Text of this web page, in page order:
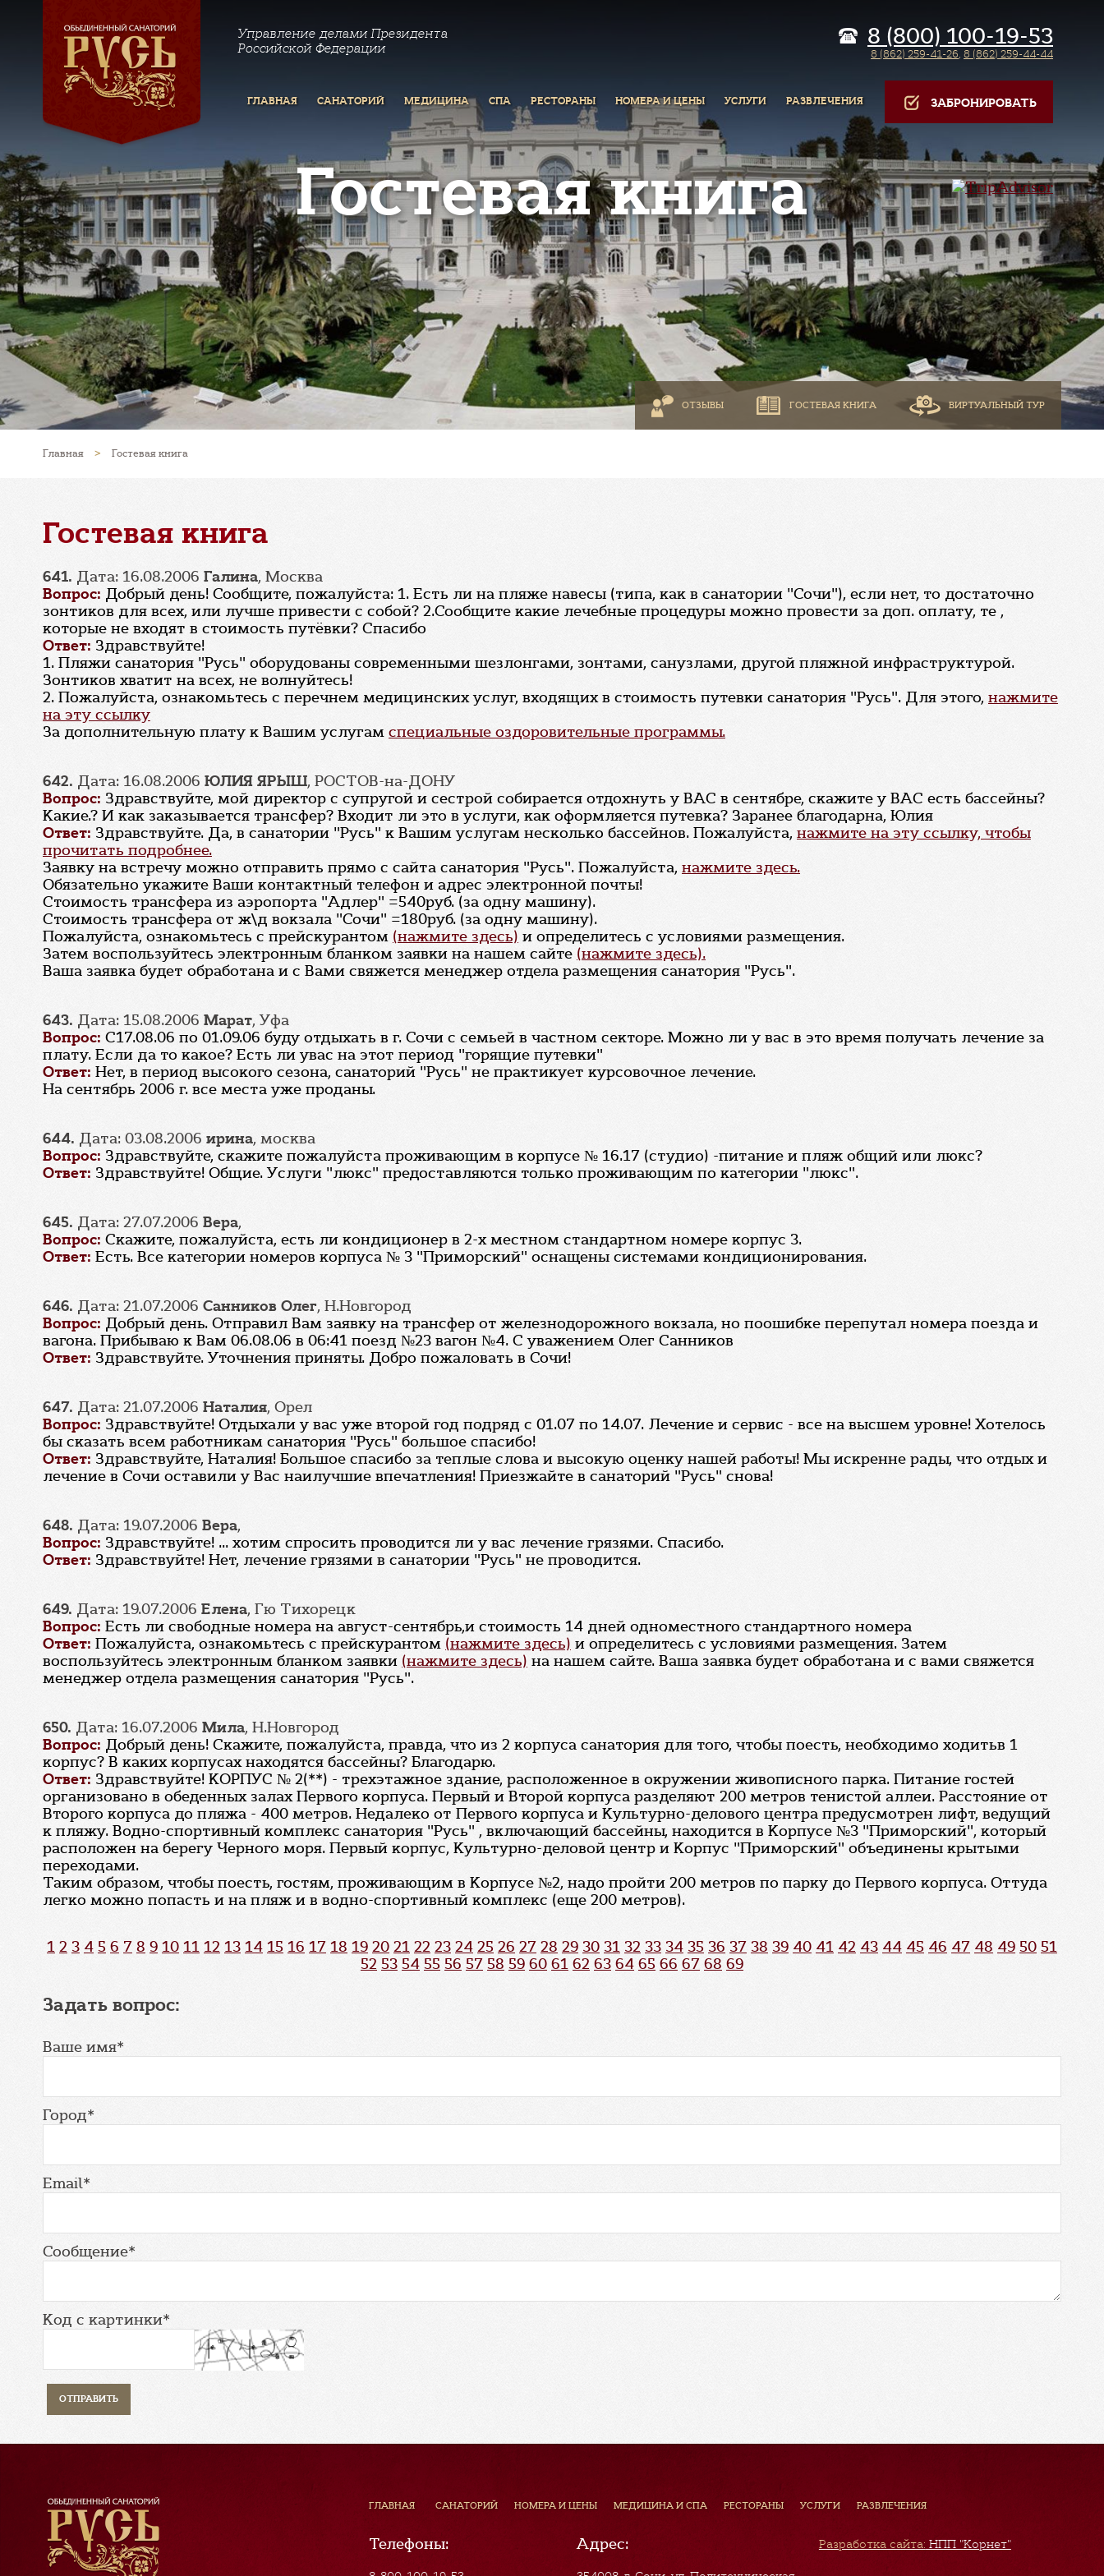
Управление делами Президента
Российской Федерации
8 (800) 100-19-53
8 (862) 259-41-26, 8 (862) 259-44-44
ГЛАВНАЯ САНАТОРИЙ МЕДИЦИНА СПА РЕСТОРАНЫ НОМЕРА И ЦЕНЫ УСЛУГИ РАЗВЛЕЧЕНИЯ ЗАБРОНИРОВАТЬ
Гостевая книга
ОТЗЫВЫ ГОСТЕВАЯ КНИГА ВИРТУАЛЬНЫЙ ТУР
Главная > Гостевая книга
Гостевая книга
641. Дата: 16.08.2006 Галина, Москва
Вопрос: Добрый день! Сообщите, пожалуйста: 1. Есть ли на пляже навесы (типа, как в санатории "Сочи"), если нет, то достаточно
зонтиков для всех, или лучше привести с собой? 2.Сообщите какие лечебные процедуры можно провести за доп. оплату, те ,
которые не входят в стоимость путёвки? Спасибо
Ответ: Здравствуйте!
1. Пляжи санатория "Русь" оборудованы современными шезлонгами, зонтами, санузлами, другой пляжной инфраструктурой.
Зонтиков хватит на всех, не волнуйтесь!
2. Пожалуйста, ознакомьтесь с перечнем медицинских услуг, входящих в стоимость путевки санатория "Русь". Для этого, нажмите
на эту ссылку
За дополнительную плату к Вашим услугам специальные оздоровительные программы.
642. Дата: 16.08.2006 ЮЛИЯ ЯРЫШ, РОСТОВ-на-ДОНУ
Вопрос: Здравствуйте, мой директор с супругой и сестрой собирается отдохнуть у ВАС в сентябре, скажите у ВАС есть бассейны?
Какие.? И как заказывается трансфер? Входит ли это в услуги, как оформляется путевка? Заранее благодарна, Юлия
Ответ: Здравствуйте. Да, в санатории "Русь" к Вашим услугам несколько бассейнов. Пожалуйста, нажмите на эту ссылку, чтобы
прочитать подробнее.
Заявку на встречу можно отправить прямо с сайта санатория "Русь". Пожалуйста, нажмите здесь.
Обязательно укажите Ваши контактный телефон и адрес электронной почты!
Стоимость трансфера из аэропорта "Адлер" =540руб. (за одну машину).
Стоимость трансфера от ж\д вокзала "Сочи" =180руб. (за одну машину).
Пожалуйста, ознакомьтесь с прейскурантом (нажмите здесь) и определитесь с условиями размещения.
Затем воспользуйтесь электронным бланком заявки на нашем сайте (нажмите здесь).
Ваша заявка будет обработана и с Вами свяжется менеджер отдела размещения санатория "Русь".
643. Дата: 15.08.2006 Марат, Уфа
Вопрос: С17.08.06 по 01.09.06 буду отдыхать в г. Сочи с семьей в частном секторе. Можно ли у вас в это время получать лечение за
плату. Если да то какое? Есть ли увас на этот период "горящие путевки"
Ответ: Нет, в период высокого сезона, санаторий "Русь" не практикует курсовочное лечение.
На сентябрь 2006 г. все места уже проданы.
644. Дата: 03.08.2006 ирина, москва
Вопрос: Здравствуйте, скажите пожалуйста проживающим в корпусе № 16.17 (студио) -питание и пляж общий или люкс?
Ответ: Здравствуйте! Общие. Услуги "люкс" предоставляются только проживающим по категории "люкс".
645. Дата: 27.07.2006 Вера,
Вопрос: Скажите, пожалуйста, есть ли кондиционер в 2-х местном стандартном номере корпус 3.
Ответ: Есть. Все категории номеров корпуса № 3 "Приморский" оснащены системами кондиционирования.
646. Дата: 21.07.2006 Санников Олег, Н.Новгород
Вопрос: Добрый день. Отправил Вам заявку на трансфер от железнодорожного вокзала, но поошибке перепутал номера поезда и
вагона. Прибываю к Вам 06.08.06 в 06:41 поезд №23 вагон №4. С уважением Олег Санников
Ответ: Здравствуйте. Уточнения приняты. Добро пожаловать в Сочи!
647. Дата: 21.07.2006 Наталия, Орел
Вопрос: Здравствуйте! Отдыхали у вас уже второй год подряд с 01.07 по 14.07. Лечение и сервис - все на высшем уровне! Хотелось
бы сказать всем работникам санатория "Русь" большое спасибо!
Ответ: Здравствуйте, Наталия! Большое спасибо за теплые слова и высокую оценку нашей работы! Мы искренне рады, что отдых и
лечение в Сочи оставили у Вас наилучшие впечатления! Приезжайте в санаторий "Русь" снова!
648. Дата: 19.07.2006 Вера,
Вопрос: Здравствуйте! ... хотим спросить проводится ли у вас лечение грязями. Спасибо.
Ответ: Здравствуйте! Нет, лечение грязями в санатории "Русь" не проводится.
649. Дата: 19.07.2006 Елена, Гю Тихорецк
Вопрос: Есть ли свободные номера на август-сентябрь,и стоимость 14 дней одноместного стандартного номера
Ответ: Пожалуйста, ознакомьтесь с прейскурантом (нажмите здесь) и определитесь с условиями размещения. Затем
воспользуйтесь электронным бланком заявки (нажмите здесь) на нашем сайте. Ваша заявка будет обработана и с вами свяжется
менеджер отдела размещения санатория "Русь".
650. Дата: 16.07.2006 Мила, Н.Новгород
Вопрос: Добрый день! Скажите, пожалуйста, правда, что из 2 корпуса санатория для того, чтобы поесть, необходимо ходитьв 1
корпус? В каких корпусах находятся бассейны? Благодарю.
Ответ: Здравствуйте! КОРПУС № 2(**) - трехэтажное здание, расположенное в окружении живописного парка. Питание гостей
организовано в обеденных залах Первого корпуса. Первый и Второй корпуса разделяют 200 метров тенистой аллеи. Расстояние от
Второго корпуса до пляжа - 400 метров. Недалеко от Первого корпуса и Культурно-делового центра предусмотрен лифт, ведущий
к пляжу. Водно-спортивный комплекс санатория "Русь" , включающий бассейны, находится в Корпусе №3 "Приморский", который
расположен на берегу Черного моря. Первый корпус, Культурно-деловой центр и Корпус "Приморский" объединены крытыми
переходами.
Таким образом, чтобы поесть, гостям, проживающим в Корпусе №2, надо пройти 200 метров по парку до Первого корпуса. Оттуда
легко можно попасть и на пляж и в водно-спортивный комплекс (еще 200 метров).
1 2 3 4 5 6 7 8 9 10 11 12 13 14 15 16 17 18 19 20 21 22 23 24 25 26 27 28 29 30 31 32 33 34 35 36 37 38 39 40 41 42 43 44 45 46 47 48 49 50 51
52 53 54 55 56 57 58 59 60 61 62 63 64 65 66 67 68 69
Задать вопрос:
Ваше имя*
Город*
Email*
Сообщение*
Код с картинки*
ГЛАВНАЯ САНАТОРИЙ НОМЕРА И ЦЕНЫ МЕДИЦИНА И СПА РЕСТОРАНЫ УСЛУГИ РАЗВЛЕЧЕНИЯ
Телефоны: Адрес: Разработка сайта: НПП "Корнет"